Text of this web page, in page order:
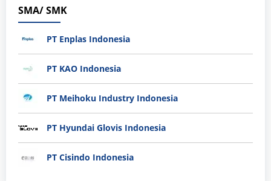
SMA/ SMK
PT Enplas Indonesia
PT KAO Indonesia
PT Meihoku Industry Indonesia
PT Hyundai Glovis Indonesia
PT Cisindo Indonesia